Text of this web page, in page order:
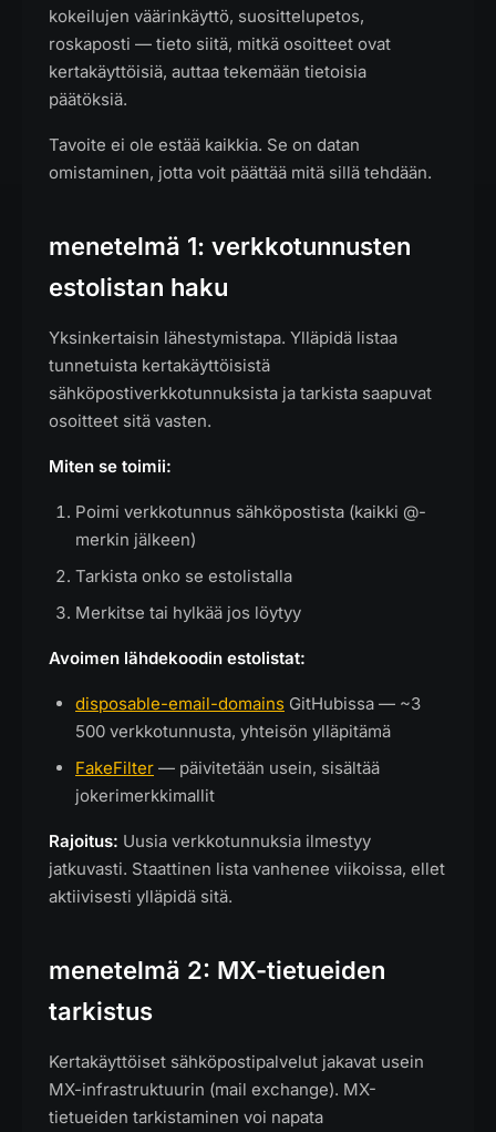
kokeilujen väärinkäyttö, suosittelupetos,
roskaposti — tieto siitä, mitkä osoitteet ovat
kertakäyttöisiä, auttaa tekemään tietoisia
päätöksiä.
Tavoite ei ole estää kaikkia. Se on datan
omistaminen, jotta voit päättää mitä sillä tehdään.
menetelmä 1: verkkotunnusten
estolistan haku
Yksinkertaisin lähestymistapa. Ylläpidä listaa
tunnetuista kertakäyttöisistä
sähköpostiverkkotunnuksista ja tarkista saapuvat
osoitteet sitä vasten.
Miten se toimii:
Poimi verkkotunnus sähköpostista (kaikki @-
merkin jälkeen)
Tarkista onko se estolistalla
Merkitse tai hylkää jos löytyy
Avoimen lähdekoodin estolistat:
disposable-email-domains GitHubissa — ~3
500 verkkotunnusta, yhteisön ylläpitämä
FakeFilter — päivitetään usein, sisältää
jokerimerkkimallit
Rajoitus: Uusia verkkotunnuksia ilmestyy
jatkuvasti. Staattinen lista vanhenee viikoissa, ellet
aktiivisesti ylläpidä sitä.
menetelmä 2: MX-tietueiden
tarkistus
Kertakäyttöiset sähköpostipalvelut jakavat usein
MX-infrastruktuurin (mail exchange). MX-
tietueiden tarkistaminen voi napata